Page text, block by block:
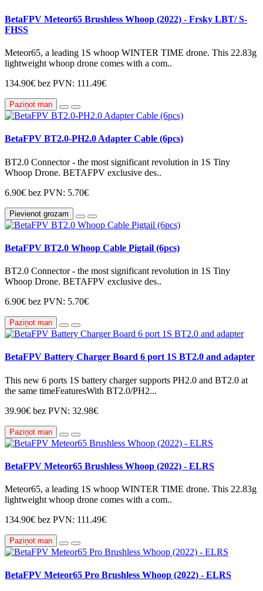
BetaFPV Meteor65 Brushless Whoop (2022) - Frsky LBT/ S-
FHSS
Meteor65, a leading 1S whoop WINTER TIME drone. This 22.83g
lightweight whoop drone comes with a com..
134.90€ bez PVN: 111.49€
Paziņot man
BetaFPV BT2.0-PH2.0 Adapter Cable (6pcs)
BT2.0 Connector - the most significant revolution in 1S Tiny
Whoop Drone. BETAFPV exclusive des..
6.90€ bez PVN: 5.70€
Pievienot grozam
BetaFPV BT2.0 Whoop Cable Pigtail (6pcs)
BT2.0 Connector - the most significant revolution in 1S Tiny
Whoop Drone. BETAFPV exclusive des..
6.90€ bez PVN: 5.70€
Paziņot man
BetaFPV Battery Charger Board 6 port 1S BT2.0 and adapter
This new 6 ports 1S battery charger supports PH2.0 and BT2.0 at
the same timeFeaturesWith BT2.0/PH2...
39.90€ bez PVN: 32.98€
Paziņot man
BetaFPV Meteor65 Brushless Whoop (2022) - ELRS
Meteor65, a leading 1S whoop WINTER TIME drone. This 22.83g
lightweight whoop drone comes with a com..
134.90€ bez PVN: 111.49€
Paziņot man
BetaFPV Meteor65 Pro Brushless Whoop (2022) - ELRS